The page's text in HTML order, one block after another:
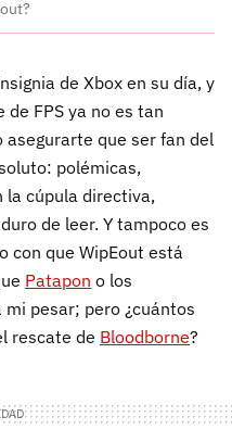
de Xbox en su día, y
FPS ya no es tan
que ser fan del
polémicas,
la cúpula directiva,
de leer. Y tampoco es
con que WipEout está
Patapon o los
pesar; pero ¿cuántos
rescate de Bloodborne?